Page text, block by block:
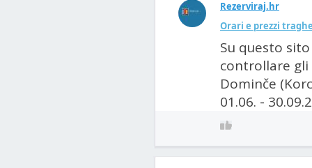
Rezerviraj.hr
Orari e prezzi
Su questo
controllare
Dominče
01.06. -